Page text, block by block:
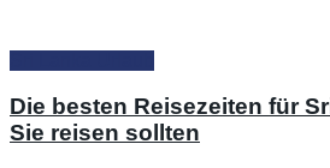
Die besten Reisezeiten für
Sie reisen sollten